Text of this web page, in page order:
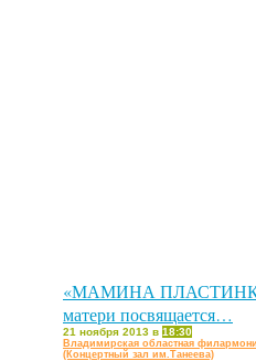
«МАМИНА
матери посвящается…
21 ноября 2013 в 18:30
Владимирская областная
(Концертный зал им.Танеева)